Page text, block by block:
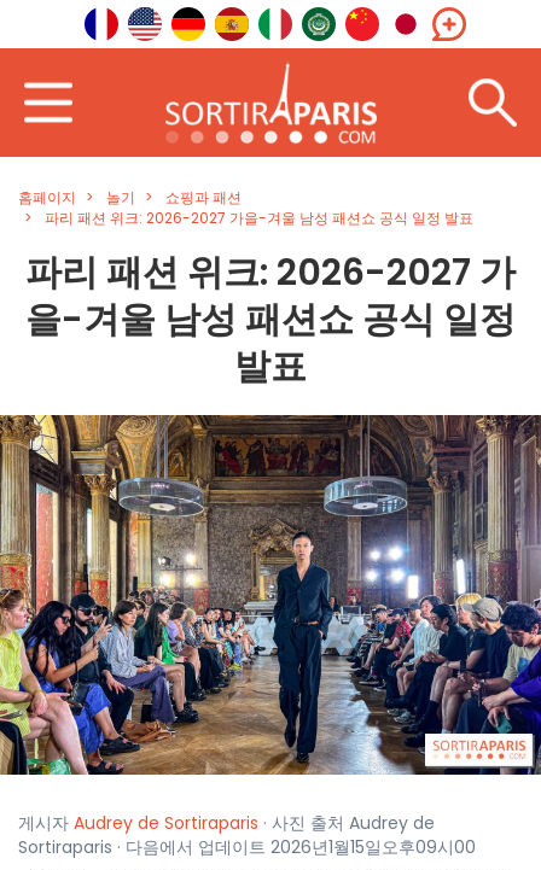
홈페이지 놀기
쇼핑과 패션
파리 패션 위크: 2026-2027 가을-겨울 남성 패션쇼 공식 일정 발표
파리 패션 위크: 2026-2027 가
을-겨울 남성 패션쇼 공식 일정
발표
게시자 Audrey de Sortiraparis · 사진 출처 Audrey de
Sortiraparis · 다음에서 업데이트 2026년1월15일오후09시00